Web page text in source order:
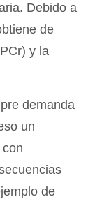
Debido a
de
y la
demanda
un
con
de